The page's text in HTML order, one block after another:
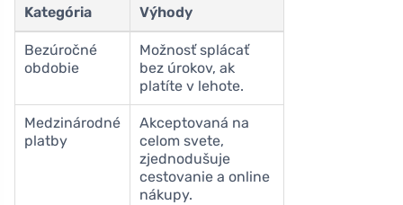
Kategória Výhody
Bezúročné
obdobie
Možnosť splácať
bez úrokov, ak
platíte v lehote.
Medzinárodné
platby
Akceptovaná na
celom svete,
zjednodušuje
cestovanie a online
nákupy.